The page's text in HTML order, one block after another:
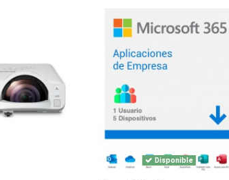
Disponible